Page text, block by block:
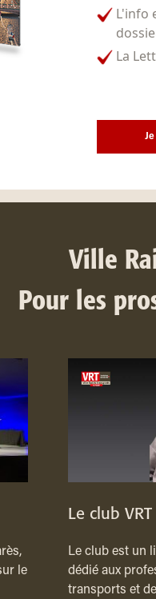
L'info
La
Ville
Pour les
le
Le club VRT
Le club est un
dédié aux
transports et